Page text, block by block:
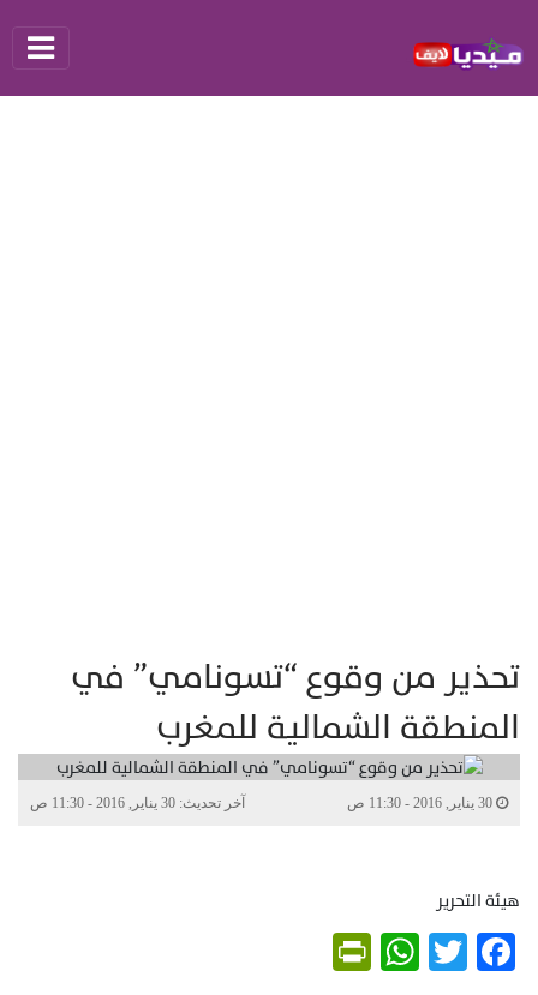
تحذير من وقوع “تسونامي” في
المنطقة الشمالية للمغرب
آخر تحديث: 30 يناير, 2016 - 11:30 ص
هيئة التحرير
Facebook
Twitter
WhatsApp